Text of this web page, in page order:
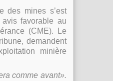
des mines s’est
favorable au
(CME). Le
demandent
minière
comme avant».